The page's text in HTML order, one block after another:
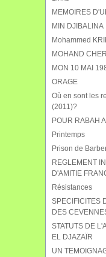
MEMOIRES
MIN DJIBALINA
Mohammed
MOHAND
MON 10 MAI
ORAGE
Où en sont les
(2011)?
POUR RABAH
Printemps
Prison de
REGLEMENT
D'AMITIE
Résistances
SPECIFICITES
DES
STATUTS DE
EL DJAZAÏR
UN